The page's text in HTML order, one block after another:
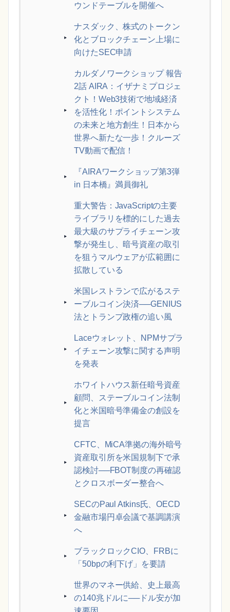
ウンドテーブルを開催へ
ナスダック、株式のトークン
化とブロックチェーン上場に
向けたSEC申請
カルダノワークショップ 報告
2話 AIRA：イザナミプロジェ
クト！Web3技術で地域経済
を活性化！ポイントシステム
の未来と地方創生！日本から
世界へ新たな一歩！クルーズ
TV動画で配信！
『AIRAワークショップ第3弾
in 日本橋』満員御礼
重大警告：JavaScriptの主要
ライブラリを標的にした過去
最大級のサプライチェーン攻
撃が発生し、暗号資産の取引
を狙うマルウェアが広範囲に
拡散している
米国レストランで広がるステ
ーブルコイン決済──GENIUS
法とトランプ政権の追い風
Laceウォレット、NPMサプラ
イチェーン攻撃に関する声明
を発表
ホワイトハウス新任暗号資産
顧問、ステーブルコイン法制
化と米国暗号準備金の創設を
提言
CFTC、MiCA準拠の海外暗号
資産取引所を米国規制下で承
認検討──FBOT制度の再確認
とクロスボーダー整合へ
SECのPaul Atkins氏、OECD
金融市場円卓会議で基調講演
へ
ブラックロックCIO、FRBに
「50bpの利下げ」を要請
世界のマネー供給、史上最高
の140兆ドルに──ドル安が加